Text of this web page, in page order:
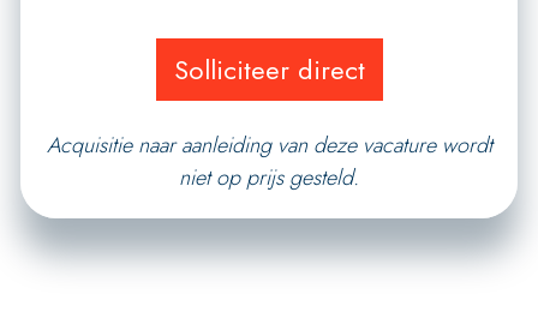
Solliciteer direct
Acquisitie naar aanleiding van deze vacature wordt
niet op prijs gesteld.